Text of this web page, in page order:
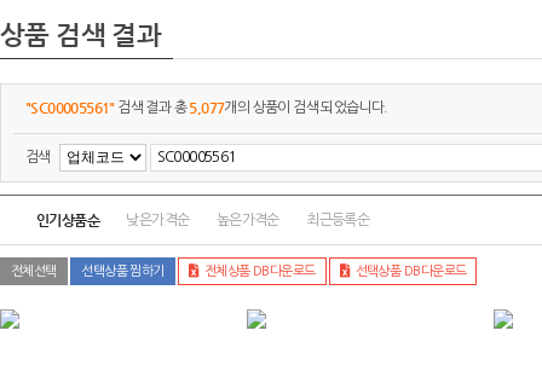
상품 검색 결과
"SC00005561" 검색 결과 총5,077개의 상품이 검색 되었습니다.
검색
인기상품순 낮은가격순 높은가격순 최근등록순
전체선택 선택상품 찜하기 전체상품 DB다운로드 선택상품 DB다운로드